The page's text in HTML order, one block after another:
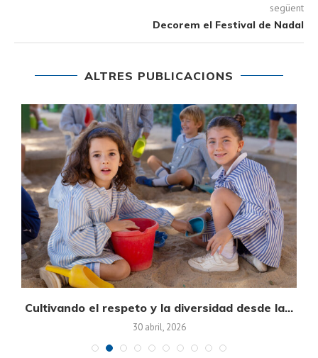
següent
Decorem el Festival de Nadal
ALTRES PUBLICACIONS
Cultivando el respeto y la diversidad desde la...
30 abril, 2026